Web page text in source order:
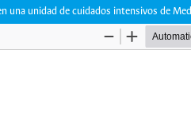
una unidad de cuidados intensivos de